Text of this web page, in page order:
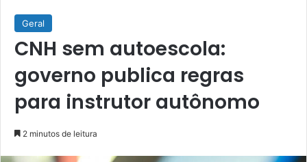
Geral
CNH sem autoescola:
governo publica regras
para instrutor autônomo
2 minutos de leitura